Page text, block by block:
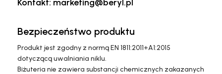
Kontakt: marketing@beryl.pl
Bezpieczeństwo produktu
Produkt jest zgodny z normą EN 1811:2011+A1:2015
dotyczącą uwalniania niklu.
Biżuteria nie zawiera substancji chemicznych zakazanych